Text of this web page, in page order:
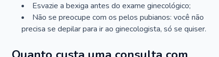
Esvazie a bexiga antes do exame ginecológico;
Não se preocupe com os pelos pubianos: você não
precisa se depilar para ir ao ginecologista, só se quiser.